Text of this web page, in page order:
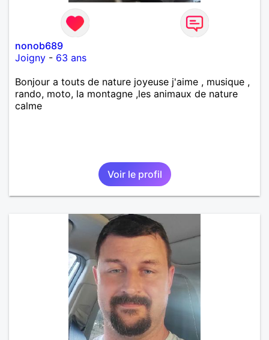
nonob689
Joigny - 63 ans
Bonjour a touts de nature joyeuse j'aime , musique ,
rando, moto, la montagne ,les animaux de nature
calme
Voir le profil